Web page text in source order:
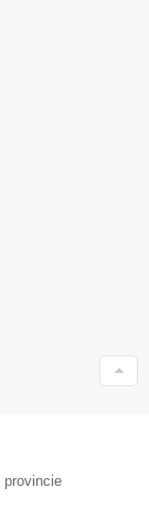
provincie